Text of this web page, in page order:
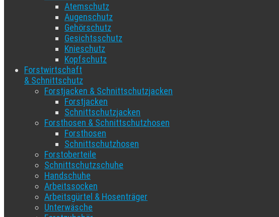
Atemschutz
Augenschutz
Gehörschutz
Gesichtsschutz
Knieschutz
Kopfschutz
Forstwirtschaft
& Schnittschutz
Forstjacken & Schnittschutzjacken
Forstjacken
Schnittschutzjacken
Forsthosen & Schnittschutzhosen
Forsthosen
Schnittschutzhosen
Forstoberteile
Schnittschutzschuhe
Handschuhe
Arbeitssocken
Arbeitsgürtel & Hosenträger
Unterwäsche